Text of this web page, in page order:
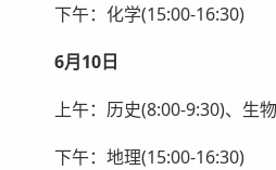
下午：化学(15:00-16:30)
6月10日
上午：历史(8:00-9:30)、生物
下午：地理(15:00-16:30)